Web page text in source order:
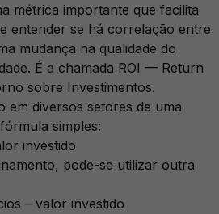
métrica importante que facilita
entender se há correlação entre
mudança na qualidade do
É a chamada ROI — Return
sobre Investimentos.
em diversos setores de uma
simples:
investido
pode-se utilizar outra
– valor investido